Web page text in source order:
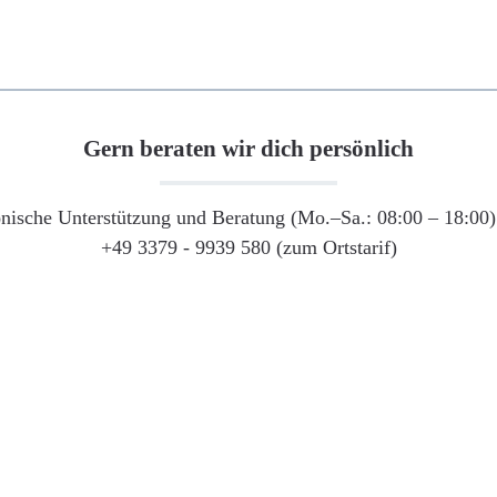
Gern beraten wir dich persönlich
Unterstützung und Beratung (Mo.–Sa.: 08:00 –
+49 3379 - 9939 580 (zum Ortstarif)